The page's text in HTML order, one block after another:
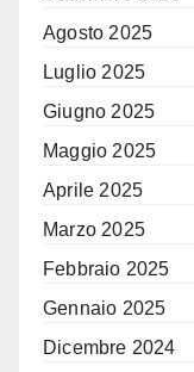
Agosto 2025
Luglio 2025
Giugno 2025
Maggio 2025
Aprile 2025
Marzo 2025
Febbraio 2025
Gennaio 2025
Dicembre 2024